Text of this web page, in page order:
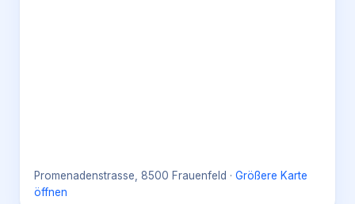
Promenadenstrasse, 8500 Frauenfeld · Größere Karte
öffnen